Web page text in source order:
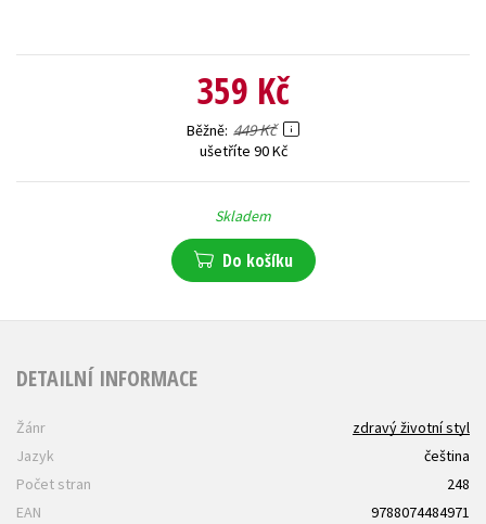
359 Kč
Běžně 449 Kč
ušetříte 90 Kč
Skladem
Do košíku
DETAILNÍ INFORMACE
Žánr
zdravý životní styl
Jazyk
čeština
Počet stran
248
EAN
9788074484971